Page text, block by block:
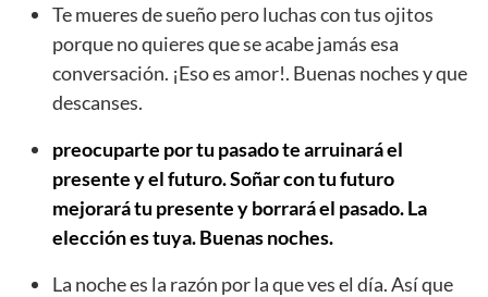
Te mueres de sueño pero luchas con tus ojitos
porque no quieres que se acabe jamás esa
conversación. ¡Eso es amor!. Buenas noches y que
descanses.
preocuparte por tu pasado te arruinará el
presente y el futuro. Soñar con tu futuro
mejorará tu presente y borrará el pasado. La
elección es tuya. Buenas noches.
La noche es la razón por la que ves el día. Así que